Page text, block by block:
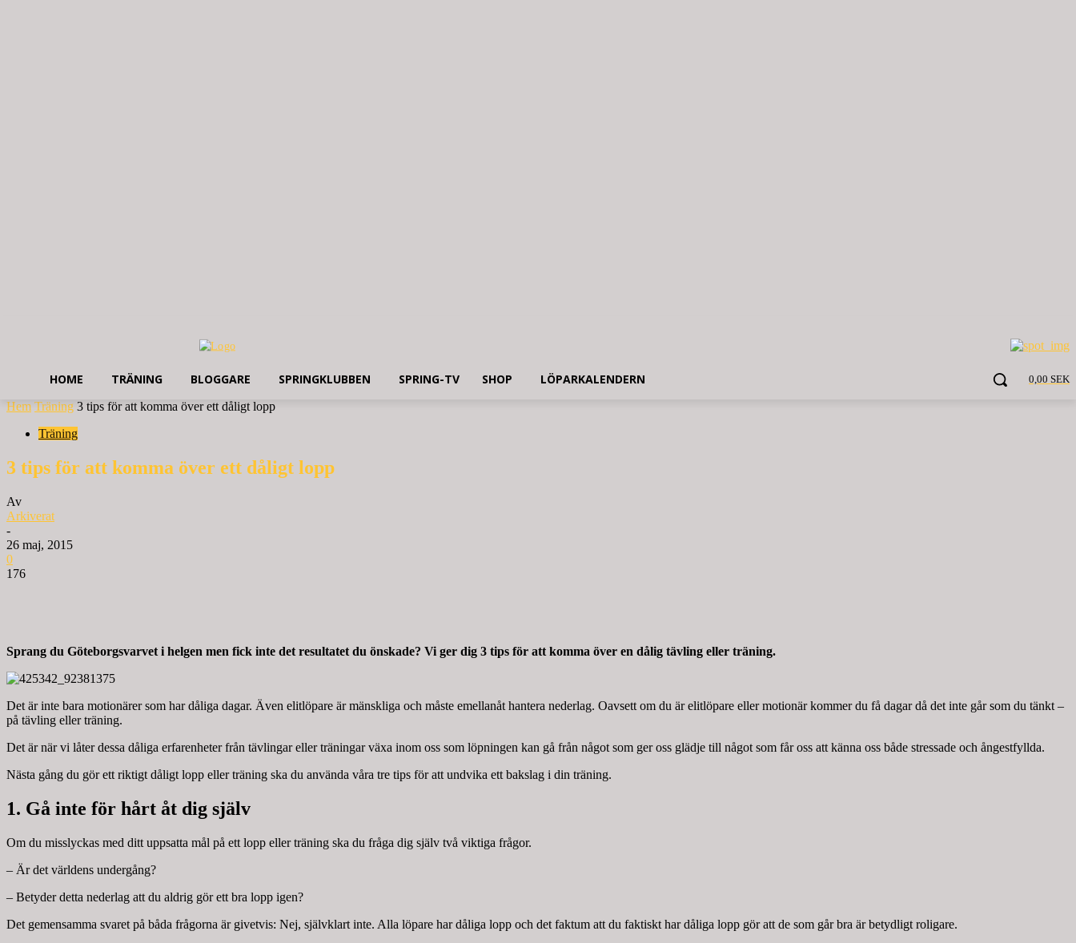
0,00 SEK
HOME TRÄNING BLOGGARE SPRINGKLUBBEN SPRING-TV SHOP LÖPARKALENDERN
Hem Träning 3 tips för att komma över ett dåligt lopp
Träning
3 tips för att komma över ett dåligt lopp
Av
Arkiverat
-
26 maj, 2015
0
176
Sprang du Göteborgsvarvet i helgen men fick inte det resultatet du önskade? Vi ger dig 3 tips för att komma över en dålig tävling eller träning.
Det är inte bara motionärer som har dåliga dagar. Även elitlöpare är mänskliga och måste emellanåt hantera nederlag. Oavsett om du är elitlöpare eller motionär kommer du få dagar då det inte går som du tänkt –
på tävling eller träning.
Det är när vi låter dessa dåliga erfarenheter från tävlingar eller träningar växa inom oss som löpningen kan gå från något som ger oss glädje till något som får oss att känna oss både stressade och ångestfyllda.
Nästa gång du gör ett riktigt dåligt lopp eller träning ska du använda våra tre tips för att undvika ett bakslag i din träning.
1. Gå inte för hårt åt dig själv
Om du misslyckas med ditt uppsatta mål på ett lopp eller träning ska du fråga dig själv två viktiga frågor.
– Är det världens undergång?
– Betyder detta nederlag att du aldrig gör ett bra lopp igen?
Det gemensamma svaret på båda frågorna är givetvis: Nej, självklart inte. Alla löpare har dåliga lopp och det faktum att du faktiskt har dåliga lopp gör att de som går bra är betydligt roligare.